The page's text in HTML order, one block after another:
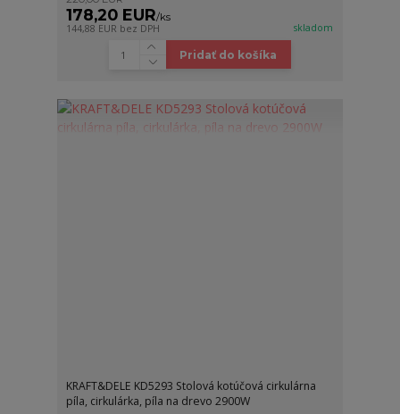
178,20 EUR/ks
144,88 EUR bez DPH skladom
Pridať do košíka
KRAFT&DELE KD5293 Stolová kotúčová cirkulárna
píla, cirkulárka, píla na drevo 2900W